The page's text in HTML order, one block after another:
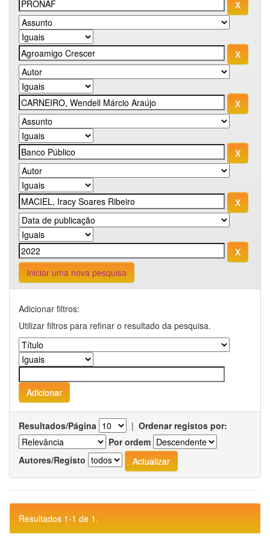
Iniciar uma nova pesquisa
Adicionar filtros:
Utilizar filtros para refinar o resultado da pesquisa.
Resultados/Página | Ordenar registos por:
Por ordem
Autores/Registo
Resultados 1-1 de 1.